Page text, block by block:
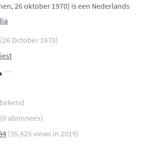
26 oktober 1970) is een Nederlands
(26 October 1970)
---
(0 abonnees)
(35,425 views in 2019)